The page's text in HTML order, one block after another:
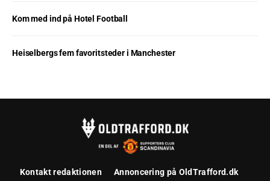
Kom med ind på Hotel Football
Heiselbergs fem favoritsteder i Manchester
Kontakt redaktionen Annoncering på OldTrafford.dk